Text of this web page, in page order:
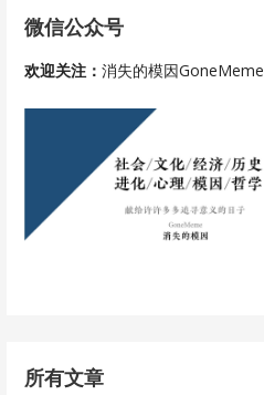
导
航
微信公众号
欢迎关注：消失的模因GoneMeme
所有文章